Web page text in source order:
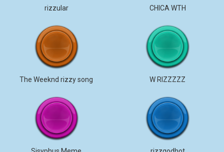
rizzular CHICA WTH
The Weeknd rizzy song W RIZZZZZ